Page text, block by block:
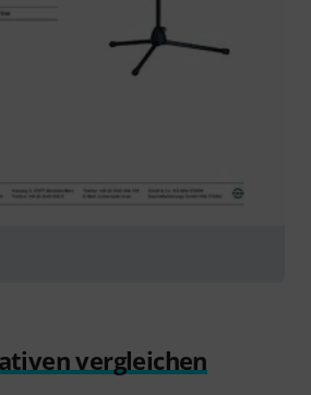
vergleichen